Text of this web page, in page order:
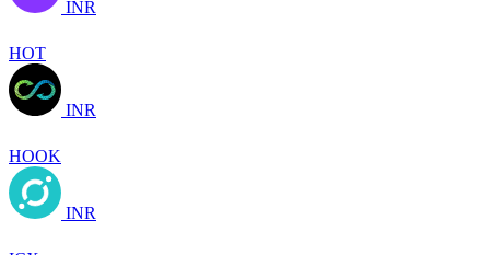
INR
HOT
INR
HOOK
INR